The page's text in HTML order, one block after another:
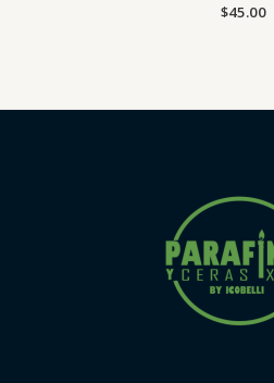
Valorado
$45.00